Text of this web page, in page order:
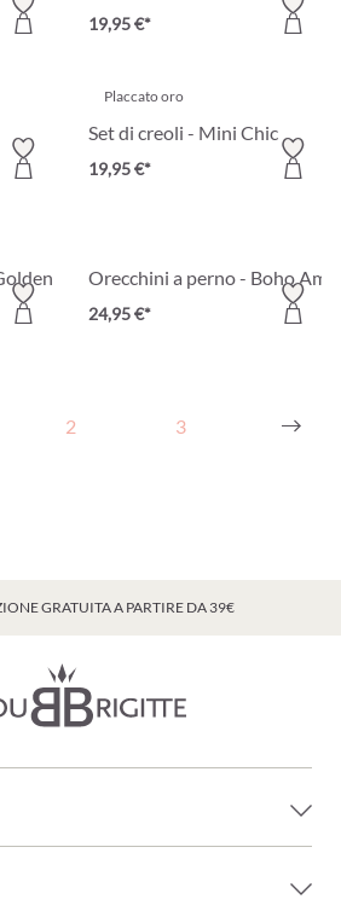
19,95 €*
Placcato oro
Set di creoli - Mini Chic
19,95 €*
Sundowner
Orecchini a perno - Boho
24,95 €*
2 3
GRATUITA A PARTIRE DA 39€